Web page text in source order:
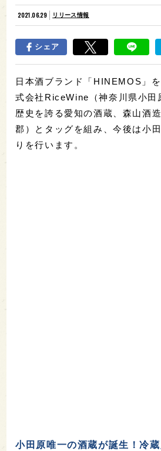
2021.06.29 リリース情報
シェア
日本酒ブランド「HINEMOS」
式会社RiceWine（神奈川県小田
歴史を誇る愛知の酒蔵、森山酒
郡）とタッグを組み、今後は小
りを行います。
小田原唯一の酒蔵が誕生！冷